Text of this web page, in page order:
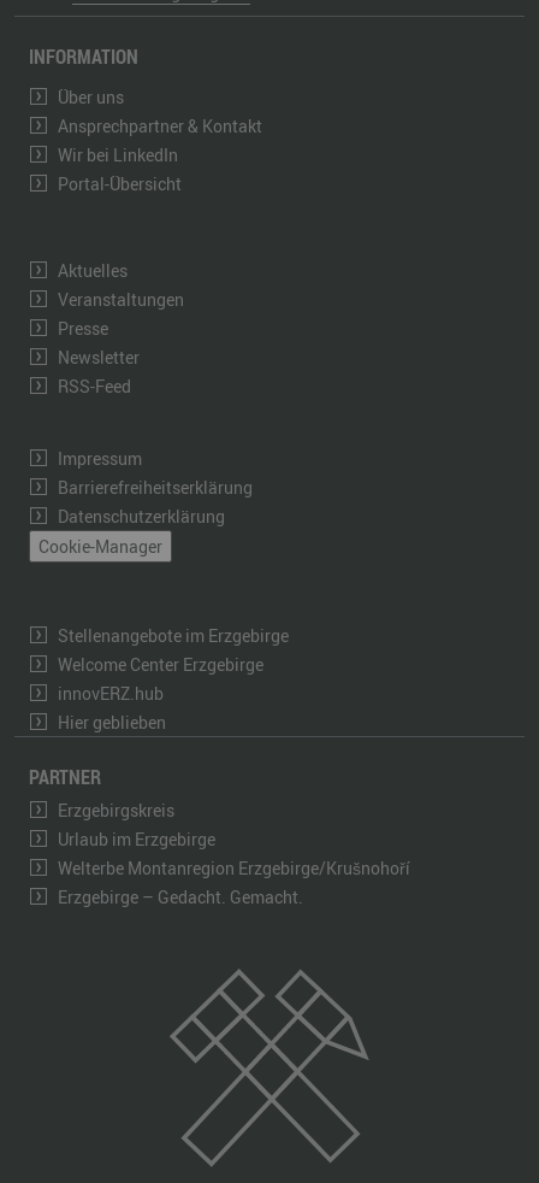
INFORMATION
Über uns
Ansprechpartner & Kontakt
Wir bei LinkedIn
Portal-Übersicht
Aktuelles
Veranstaltungen
Presse
Newsletter
RSS-Feed
Impressum
Barrierefreiheitserklärung
Datenschutzerklärung
Cookie-Manager
Stellenangebote im Erzgebirge
Welcome Center Erzgebirge
innovERZ.hub
Hier geblieben
PARTNER
Erzgebirgskreis
Urlaub im Erzgebirge
Welterbe Montanregion Erzgebirge/Krušnohoří
Erzgebirge – Gedacht. Gemacht.